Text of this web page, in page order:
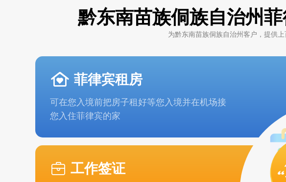
黔东南苗族侗族自治州
为黔东南苗族侗族自治州客户，提供
菲律宾租房
可在您入境前把房子租好等您入境并在机场接
您入住菲律宾的家
工作签证